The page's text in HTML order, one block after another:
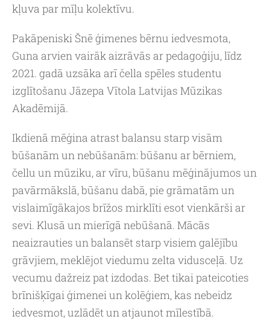
kļuva par mīļu kolektīvu.
Pakāpeniski Šnē ģimenes bērnu iedvesmota,
Guna arvien vairāk aizrāvās ar pedagoģiju, līdz
2021. gadā uzsāka arī čella spēles studentu
izglītošanu Jāzepa Vītola Latvijas Mūzikas
Akadēmijā.
Ikdienā mēģina atrast balansu starp visām
būšanām un nebūšanām: būšanu ar bērniem,
čellu un mūziku, ar vīru, būšanu mēģinājumos un
pavārmākslā, būšanu dabā, pie grāmatām un
vislaimīgākajos brīžos mirklīti esot vienkārši ar
sevi. Klusā un mierīgā nebūšanā. Mācās
neaizrauties un balansēt starp visiem galējību
grāvjiem, meklējot viedumu zelta vidusceļā. Uz
vecumu dažreiz pat izdodas. Bet tikai pateicoties
brīnišķīgai ģimenei un kolēģiem, kas nebeidz
iedvesmot, uzlādēt un atjaunot mīlestībā.